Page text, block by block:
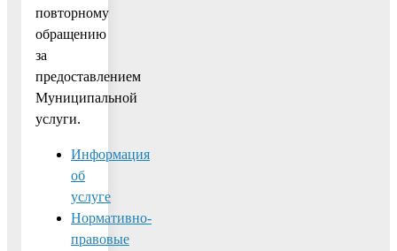
повторному
обращению
за
предоставлением
Муниципальной
услуги.
Информация
об
услуге
Нормативно-
правовые